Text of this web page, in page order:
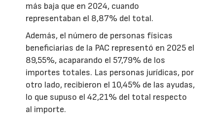
más baja que en 2024, cuando
representaban el 8,87% del total.
Además, el número de personas físicas
beneficiarias de la PAC representó en 2025 el
89,55%, acaparando el 57,79% de los
importes totales. Las personas jurídicas, por
otro lado, recibieron el 10,45% de las ayudas,
lo que supuso el 42,21% del total respecto
al importe.